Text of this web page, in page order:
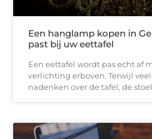
Een hanglamp kopen in
past bij uw eettafel
Een eettafel wordt pas echt af
verlichting erboven. Terwijl
nadenken over de tafel, de